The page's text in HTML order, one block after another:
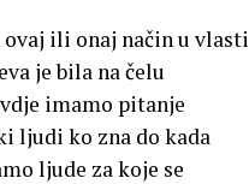
ili onaj način u vlasti
je bila na čelu
imamo pitanje
ljudi ko zna do kada
ljude za koje se